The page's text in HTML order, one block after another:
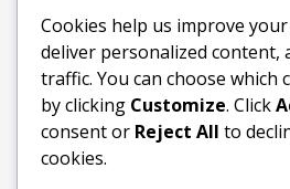
Los organigramas de marketing se
IA acaba de dejarlos obsoletos.
Buscar
Buscar
Cookies help us improve
deliver personalized content,
traffic. You can choose which
by clicking Customize. Click
consent or Reject All to
cookies.